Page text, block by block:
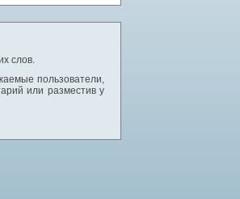
слов.
пользователи,
или разместив у